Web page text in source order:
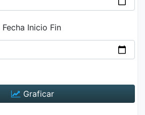
Fecha Inicio Fin
Graficar